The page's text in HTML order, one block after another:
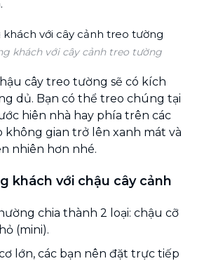
khách với cây cảnh treo tường
cây treo tường sẽ có kích
dủ. Bạn có thể treo chúng tại
hiên nhà hay phía trên các
không gian trở lên xanh mát và
nhiên hơn nhé.
khách với chậu cây cảnh
chia thành 2 loại: chậu cỡ
(mini).
lớn, các bạn nên đặt trực tiếp